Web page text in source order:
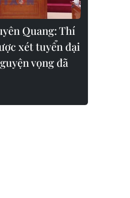
Quang: Thí
xét tuyển đại
vọng đã